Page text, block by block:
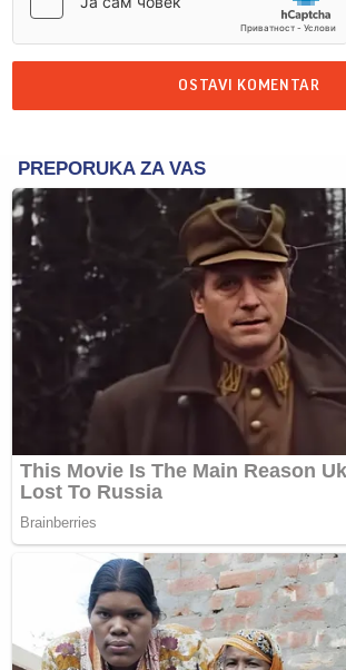
OSTAVI KOMENTAR